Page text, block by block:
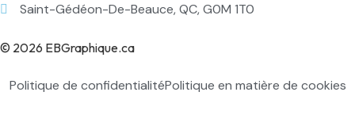
Saint-Gédéon-De-Beauce, QC, G0M 1T0
© 2026 EBGraphique.ca
Politique de confidentialitéPolitique en matière de cookies